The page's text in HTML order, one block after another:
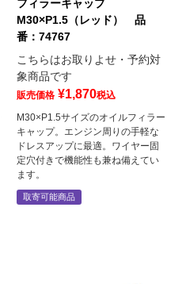
フィラーキャップ
M30×P1.5（レッド） 品
番：74767
こちらはお取りよせ・予約対
象商品です
販売価格 ¥1,870税込
M30×P1.5サイズのオイルフィラー
キャップ。エンジン周りの手軽な
ドレスアップに最適。ワイヤー固
定穴付きで機能性も兼ね備えてい
ます。
取寄可能商品